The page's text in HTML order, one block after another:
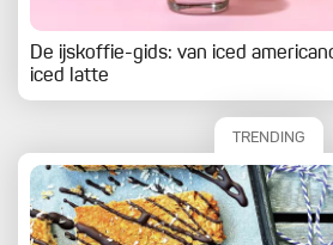
De ijskoffie-gids: van iced
iced latte
TRENDING